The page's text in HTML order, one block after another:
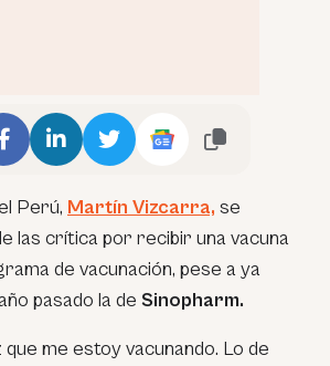
Perú, Martín Vizcarra, se
las crítica por recibir una vacuna
de vacunación, pese a ya
pasado la de Sinopharm.
que me estoy vacunando. Lo de